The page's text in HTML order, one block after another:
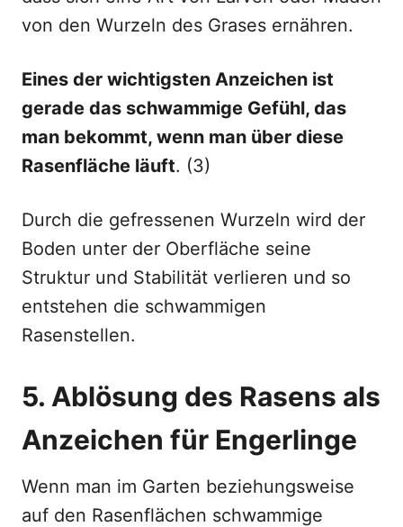
von den Wurzeln des Grases ernähren.
Eines der wichtigsten Anzeichen ist
gerade das schwammige Gefühl, das
man bekommt, wenn man über diese
Rasenfläche läuft. (3)
Durch die gefressenen Wurzeln wird der
Boden unter der Oberfläche seine
Struktur und Stabilität verlieren und so
entstehen die schwammigen
Rasenstellen.
5. Ablösung des Rasens als
Anzeichen für Engerlinge
Wenn man im Garten beziehungsweise
auf den Rasenflächen schwammige